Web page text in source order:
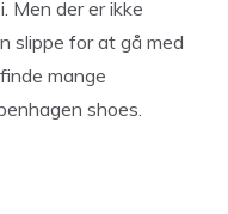
Men der er ikke
slippe for at gå med
mange
shoes.